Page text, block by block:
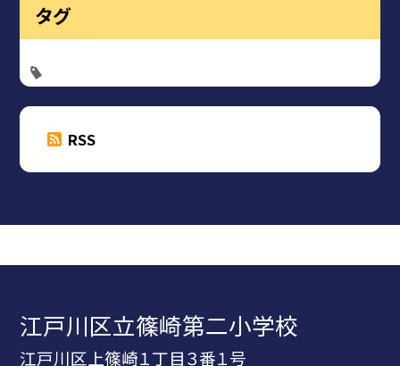
タグ
RSS
江戸川区立篠崎第二小学校
江戸川区上篠崎１丁目３番１号